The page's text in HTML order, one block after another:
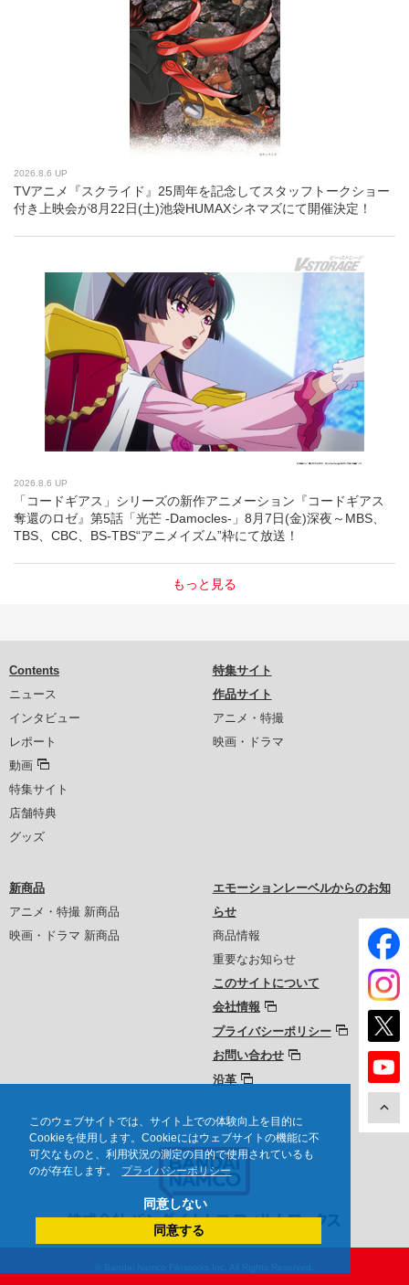
このウェブサイトでは、サイト上での体験向上を目的に
Cookieを使用します。Cookieにはウェブサイトの機能に不
可欠なものと、利用状況の測定の目的で使用されているも
のが存在します。
プライバシーポリシー
同意しない
同意する
2026.8.6 UP
TVアニメ『スクライド』25周年を記念してスタッフトークショー
付き上映会が8月22日(土)池袋HUMAXシネマズにて開催決定！
2026.8.6 UP
「コードギアス」シリーズの新作アニメーション『コードギアス
奪還のロゼ』第5話「光芒 -Damocles-」8月7日(金)深夜～MBS、
TBS、CBC、BS-TBS“アニメイズム”枠にて放送！
もっと見る
Contents
ニュース
インタビュー
レポート
動画
特集サイト
店舗特典
グッズ
特集サイト
作品サイト
アニメ・特撮
映画・ドラマ
新商品
アニメ・特撮 新商品
映画・ドラマ 新商品
エモーションレーベルからのお知
らせ
商品情報
重要なお知らせ
このサイトについて
会社情報
プライバシーポリシー
お問い合わせ
沿革
© Bandai Namco Filmworks Inc. All Rights Reserved.